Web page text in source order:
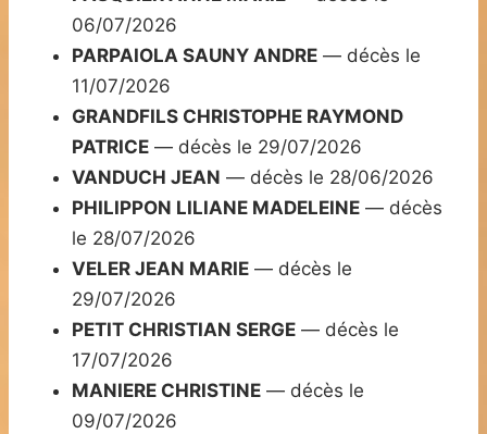
06/07/2026
PARPAIOLA SAUNY ANDRE — décès le
11/07/2026
GRANDFILS CHRISTOPHE RAYMOND
PATRICE — décès le 29/07/2026
VANDUCH JEAN — décès le 28/06/2026
PHILIPPON LILIANE MADELEINE — décès
le 28/07/2026
VELER JEAN MARIE — décès le
29/07/2026
PETIT CHRISTIAN SERGE — décès le
17/07/2026
MANIERE CHRISTINE — décès le
09/07/2026